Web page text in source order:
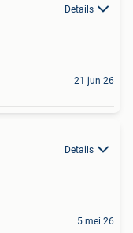
Details
21 jun 26
Details
5 mei 26